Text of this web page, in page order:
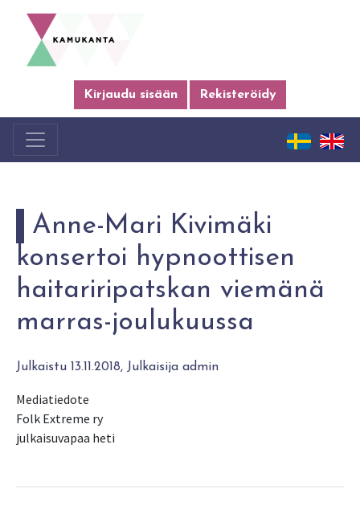
Kirjaudu sisään Rekisteröidy
Anne-Mari Kivimäki
konsertoi hypnoottisen
haitariripatskan viemänä
marras-joulukuussa
Julkaistu 13.11.2018, Julkaisija admin
Mediatiedote
Folk Extreme ry
julkaisuvapaa heti